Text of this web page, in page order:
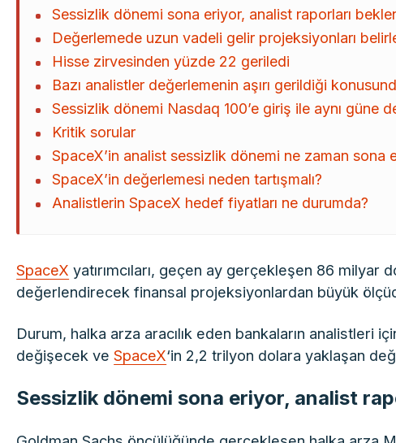
Sessizlik dönemi sona eriyor, analist raporları
Değerlemede uzun vadeli gelir projeksiyonları
Hisse zirvesinden yüzde 22 geriledi
Bazı analistler değerlemenin aşırı gerildiği
Sessizlik dönemi Nasdaq 100’e giriş ile aynı güne
Kritik sorular
SpaceX’in analist sessizlik dönemi ne zaman sona
SpaceX’in değerlemesi neden tartışmalı?
Analistlerin SpaceX hedef fiyatları ne durumda?
SpaceX yatırımcıları, geçen ay gerçekleşen 86 milyar
değerlendirecek finansal projeksiyonlardan büyük
Durum, halka arza aracılık eden bankaların analistleri
değişecek veSpaceX‘in 2,2 trilyon dolara yaklaşan
Sessizlik dönemi sona eriyor, analist